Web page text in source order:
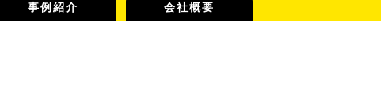
事例紹介 会社概要